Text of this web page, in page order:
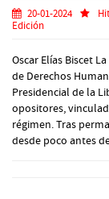
20-01-2024
Edición
Oscar Elías Biscet
de Derechos
Presidencial de la
opositores,
régimen. Tras
desde poco antes